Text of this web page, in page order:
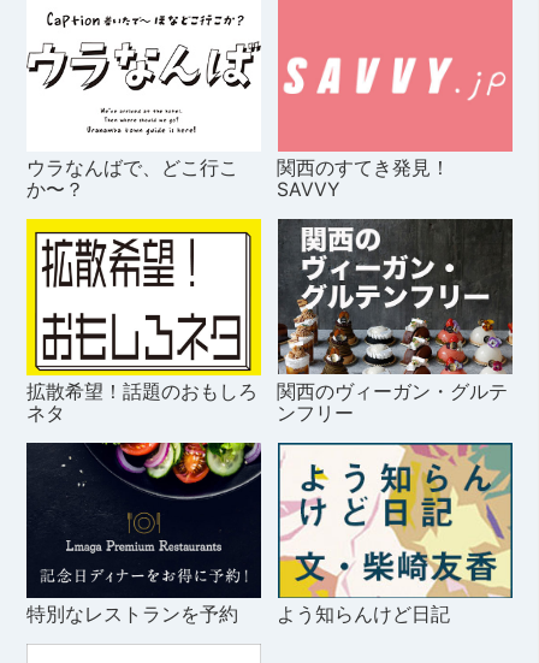
ウラなんばで、どこ行こ
か〜？
関西のすてき発見！
SAVVY
拡散希望！話題のおもしろ
ネタ
関西のヴィーガン・グルテ
ンフリー
特別なレストランを予約 よう知らんけど日記